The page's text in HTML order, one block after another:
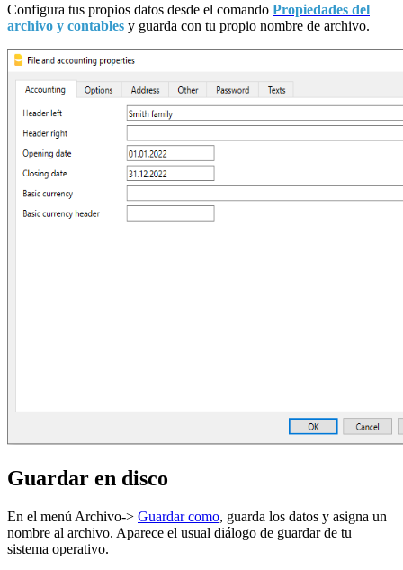
Configura tus propios datos desde el comando Propiedades del
archivo y contables y guarda con tu propio nombre de archivo.
Guardar en disco
En el menú Archivo-> Guardar como, guarda los datos y asigna un
nombre al archivo. Aparece el usual diálogo de guardar de tu
sistema operativo.